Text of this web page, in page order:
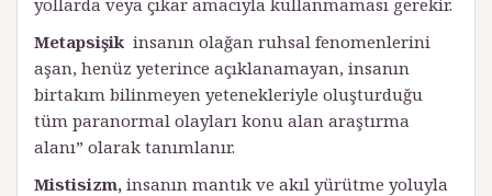
yollarda veya çıkar amacıyla kullanmaması gerekir.
Metapsişik insanın olağan ruhsal fenomenlerini
aşan, henüz yeterince açıklanamayan, insanın
birtakım bilinmeyen yetenekleriyle oluşturduğu
tüm paranormal olayları konu alan araştırma
alanı” olarak tanımlanır.
Mistisizm, insanın mantık ve akıl yürütme yoluyla